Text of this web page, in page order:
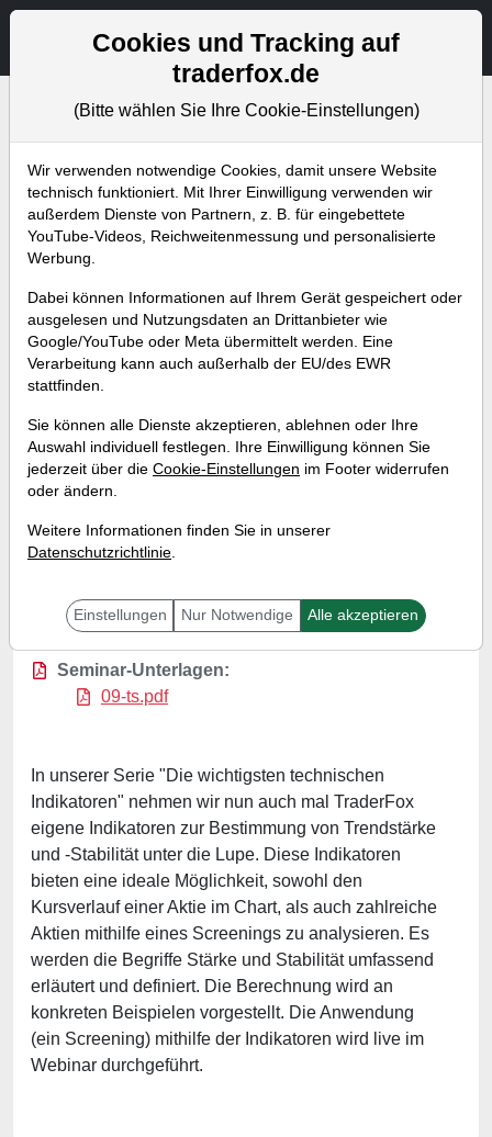
Aktien- und Artikelsuche
Bevorstehende Webinare Alle Aufzeichnungen
Serie - Die wichtigsten
Indikatoren (Teil9) Trendstärke
und Trendstabilität mit
bestimmen!
Wann:Donnerstag, 29. April 2021 von 18 bis 19
Seminar-Unterlagen:
09-ts.pdf
In unserer Serie "Die wichtigsten technischen
Indikatoren" nehmen wir nun auch mal TraderFox
eigene Indikatoren zur Bestimmung von Trendstärke
und -Stabilität unter die Lupe. Diese Indikatoren
bieten eine ideale Möglichkeit, sowohl den
Kursverlauf einer Aktie im Chart, als auch zahlreiche
Aktien mithilfe eines Screenings zu analysieren. Es
werden die Begriffe Stärke und Stabilität umfassend
erläutert und definiert. Die Berechnung wird an
konkreten Beispielen vorgestellt. Die Anwendung
(ein Screening) mithilfe der Indikatoren wird live im
Webinar durchgeführt.
Cookies und Tracking auf
traderfox.de
(Bitte wählen Sie Ihre Cookie-Einstellungen)
Wir verwenden notwendige Cookies, damit unsere Website
technisch funktioniert. Mit Ihrer Einwilligung verwenden wir
außerdem Dienste von Partnern, z. B. für eingebettete
YouTube-Videos, Reichweitenmessung und personalisierte
Werbung.
Dabei können Informationen auf Ihrem Gerät gespeichert oder
ausgelesen und Nutzungsdaten an Drittanbieter wie
Google/YouTube oder Meta übermittelt werden. Eine
Verarbeitung kann auch außerhalb der EU/des EWR
stattfinden.
Sie können alle Dienste akzeptieren, ablehnen oder Ihre
Auswahl individuell festlegen. Ihre Einwilligung können Sie
jederzeit über die Cookie-Einstellungen im Footer widerrufen
oder ändern.
Weitere Informationen finden Sie in unserer
Datenschutzrichtlinie.
Einstellungen Nur Notwendige Alle akzeptieren